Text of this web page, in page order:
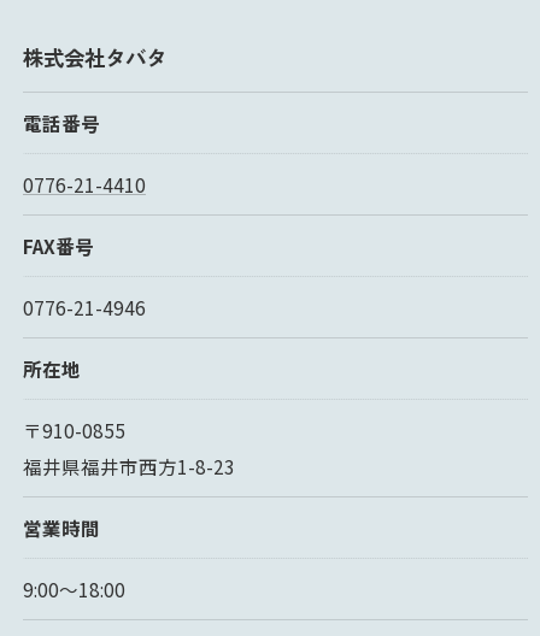
株式会社タバタ
電話番号
0776-21-4410
FAX番号
0776-21-4946
所在地
〒910-0855
福井県福井市西方1-8-23
営業時間
9:00～18:00